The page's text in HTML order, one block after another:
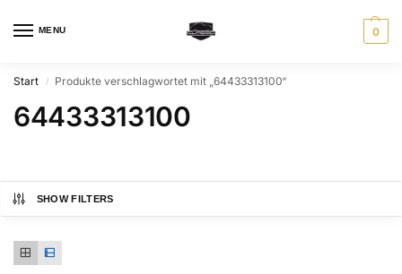
MENU 0
Start / Produkte verschlagwortet mit „64433313100“
64433313100
SHOW FILTERS